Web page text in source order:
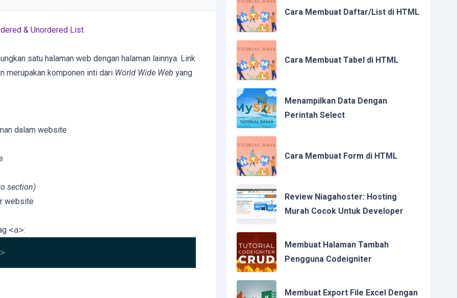
& Unordered List
satu halaman web dengan halaman lainnya. Link
merupakan komponen inti dari World Wide Web yang
dalam website
section)
website
<a>:
>
Cara Membuat Daftar/List di HTML
Cara Membuat Tabel di HTML
Menampilkan Data Dengan
Perintah Select
Cara Membuat Form di HTML
Review Niagahoster: Hosting
Murah Cocok Untuk Developer
Membuat Halaman Tambah
Pengguna Codeigniter
Membuat Export File Excel Dengan